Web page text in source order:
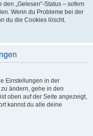
„Gelesen“-Status – sofern
Wenn du Probleme bei der
du die Cookies löscht.
Einstellungen in der
ändern, gehe in den
oben auf der Seite angezeigt,
kannst du alle deine